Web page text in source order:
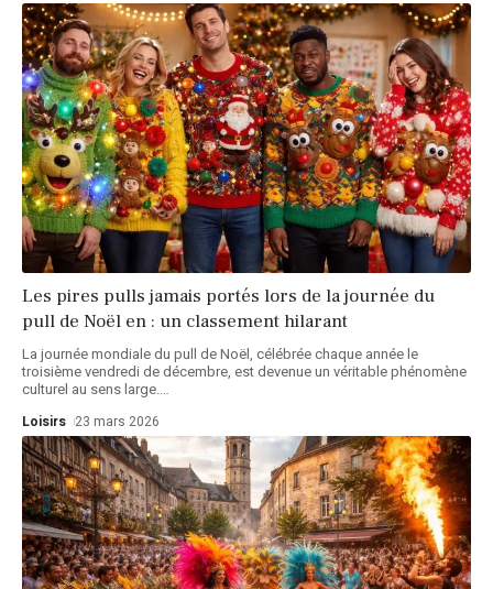
Les pires pulls jamais portés lors de la journée du
pull de Noël en : un classement hilarant
La journée mondiale du pull de Noël, célébrée chaque année le
troisième vendredi de décembre, est devenue un véritable phénomène
culturel au sens large.…
Loisirs 23 mars 2026